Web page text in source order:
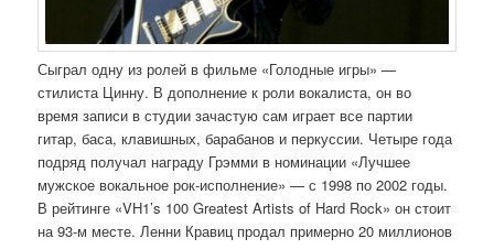
Сыграл одну из ролей в фильме «Голодные игры» —
стилиста Цинну. В дополнение к роли вокалиста, он во
время записи в студии зачастую сам играет все партии
гитар, баса, клавишных, барабанов и перкуссии. Четыре года
подряд получал награду Грэмми в номинации «Лучшее
мужское вокальное рок-исполнение» — с 1998 по 2002 годы.
В рейтинге «VH1’s 100 Greatest Artists of Hard Rock» он стоит
на 93-м месте. Ленни Кравиц продал примерно 20 миллионов